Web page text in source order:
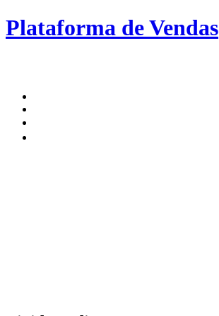
Plataforma de Vendas